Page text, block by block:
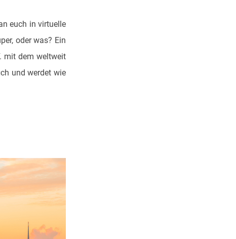
euch in virtuelle
oder was? Ein
mit dem weltweit
und werdet wie